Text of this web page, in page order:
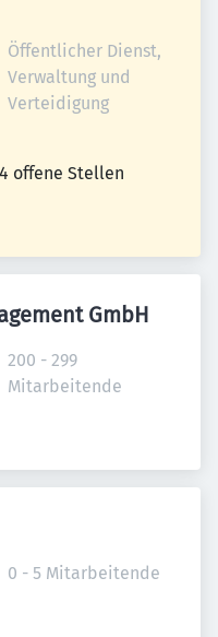
Öffentlicher Dienst,
Verwaltung und
Verteidigung
4 offene Stellen
GmbH
200 - 299
Mitarbeitende
0 - 5 Mitarbeitende